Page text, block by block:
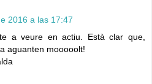
2016 a las 17:47
a veure en actiu. Està clar que,
aguanten mooooolt!